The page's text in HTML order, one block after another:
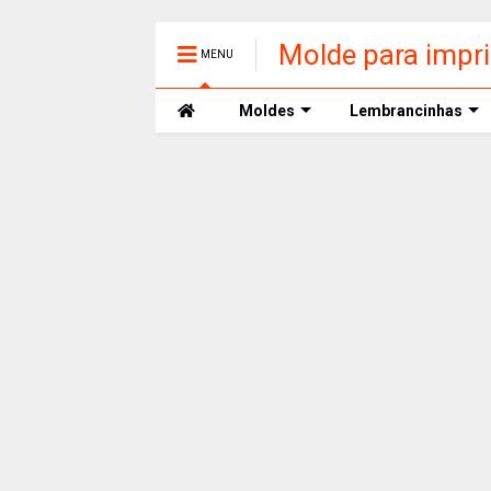
MENU Molde para
Moldes Lembrancinhas